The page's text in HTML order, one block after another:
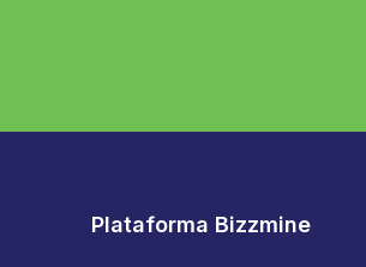
Plataforma Bizzmine